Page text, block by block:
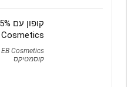
Cosmetics אי בי קוסמטיקס
קוסמטיקס